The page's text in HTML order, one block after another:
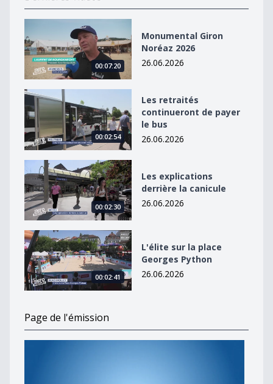
Monumental Giron Noréaz 2026
00:07:20
Monumental Giron
Noréaz 2026
26.06.2026
Les retraités continueront de payer le bus
00:02:54
Les retraités
continueront de payer
le bus
26.06.2026
Les explications derrière la canicule
00:02:30
Les explications
derrière la canicule
26.06.2026
L&#039;élite sur la place Georges Python
00:02:41
L'élite sur la place
Georges Python
26.06.2026
Page de l'émission